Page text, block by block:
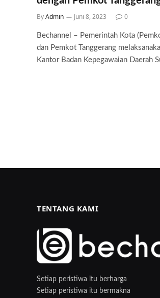
ByAdmin Juni 8, 2023 0
Bechannel – Pemerintah Kota
dan Pemkot Tanggerang
Kantor Badan Kepegawaian Daerah
TENTANG KAMI
Setiap peristiwa itu berharga
Setiap peristiwa itu bermakna